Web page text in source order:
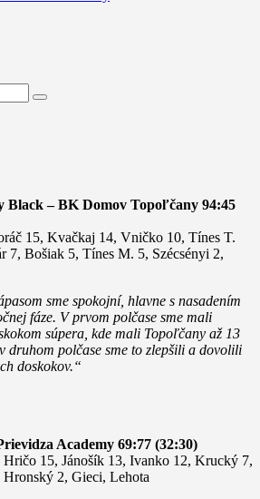
Black – BK Domov Topoľčany 94:45
15, Kvačkaj 14, Vničko 10, Tínes T.
7, Bošiak 5, Tínes M. 5, Szécsényi 2,
sme spokojní, hlavne s nasadením
fáze. V prvom polčase sme mali
súpera, kde mali Topoľčany až 13
druhom polčase sme to zlepšili a dovolili
doskokov.“
Academy 69:77 (32:30)
15, Jánošík 13, Ivanko 12, Krucký 7,
2, Gieci, Lehota